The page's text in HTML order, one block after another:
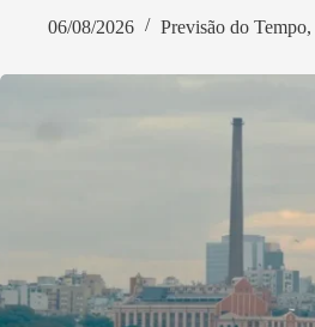
06/08/2026
Previsão do Tempo,